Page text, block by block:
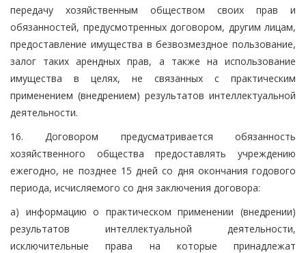
передачу хозяйственным обществом своих прав и
обязанностей, предусмотренных договором, другим лицам,
предоставление имущества в безвозмездное пользование,
залог таких арендных прав, а также на использование
имущества в целях, не связанных с практическим
применением (внедрением) результатов интеллектуальной
деятельности.
16. Договором предусматривается обязанность
хозяйственного общества предоставлять учреждению
ежегодно, не позднее 15 дней со дня окончания годового
периода, исчисляемого со дня заключения договора:
а) информацию о практическом применении (внедрении)
результатов интеллектуальной деятельности,
исключительные права на которые принадлежат